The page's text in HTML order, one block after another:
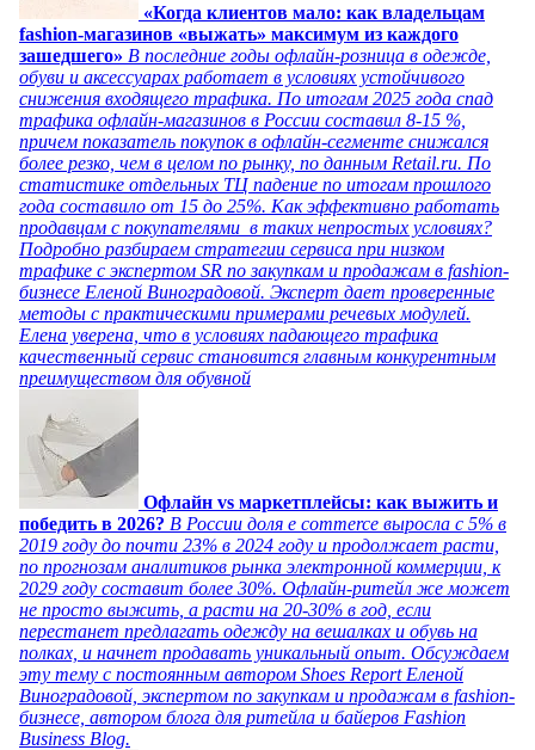
«Когда клиентов мало: как владельцам
fashion-магазинов «выжать» максимум из каждого
зашедшего» В последние годы офлайн-розница в одежде,
обуви и аксессуарах работает в условиях устойчивого
снижения входящего трафика. По итогам 2025 года спад
трафика офлайн-магазинов в России составил 8-15 %,
причем показатель покупок в офлайн-сегменте снижался
более резко, чем в целом по рынку, по данным Retail.ru. По
статистике отдельных ТЦ падение по итогам прошлого
года составило от 15 до 25%. Как эффективно работать
продавцам с покупателями в таких непростых условиях?
Подробно разбираем стратегии сервиса при низком
трафике с экспертом SR по закупкам и продажам в fashion-
бизнесе Еленой Виноградовой. Эксперт дает проверенные
методы с практическими примерами речевых модулей.
Елена уверена, что в условиях падающего трафика
качественный сервис становится главным конкурентным
преимуществом для обувной
Офлайн vs маркетплейсы: как выжить и
победить в 2026? В России доля e commerce выросла с 5% в
2019 году до почти 23% в 2024 году и продолжает расти,
по прогнозам аналитиков рынка электронной коммерции, к
2029 году составит более 30%. Офлайн-ритейл же может
не просто выжить, а расти на 20-30% в год, если
перестанет предлагать одежду на вешалках и обувь на
полках, и начнет продавать уникальный опыт. Обсуждаем
эту тему с постоянным автором Shoes Report Еленой
Виноградовой, экспертом по закупкам и продажам в fashion-
бизнесе, автором блога для ритейла и байеров Fashion
Business Blog.